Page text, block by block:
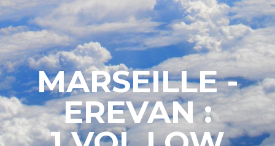
MARSEILLE -
EREVAN :